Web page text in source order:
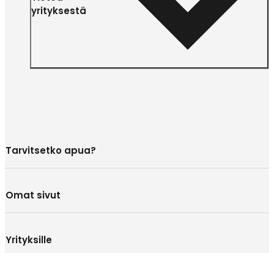
yrityksestä
Tarvitsetko apua?
Omat sivut
Yrityksille